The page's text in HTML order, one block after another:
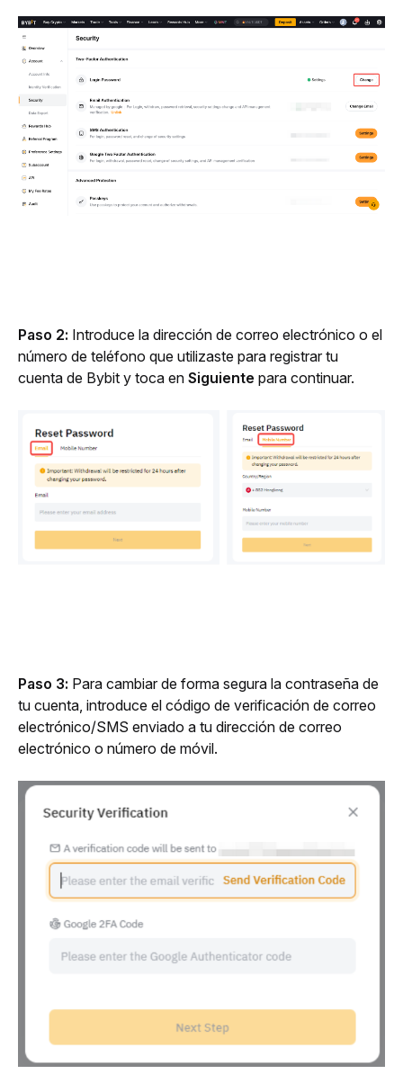
Paso 2: Introduce la dirección de correo electrónico o el
número de teléfono que utilizaste para registrar tu
cuenta de Bybit y toca en Siguiente para continuar.
Paso 3: Para cambiar de forma segura la contraseña de
tu cuenta, introduce el código de verificación de correo
electrónico/SMS enviado a tu dirección de correo
electrónico o número de móvil.